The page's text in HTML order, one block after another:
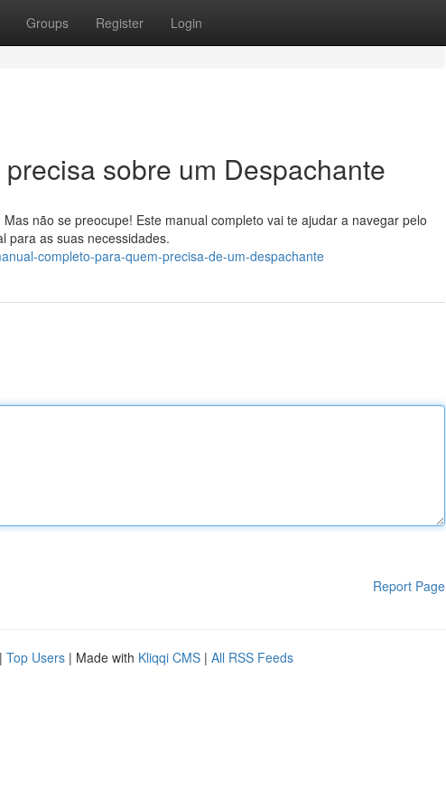
Groups Register Login
sobre um Despachante
não se preocupe! Este manual completo vai te ajudar a navegar pelo
para as suas necessidades.
completo-para-quem-precisa-de-um-despachante
Report Page
| Top Users | Made with Kliqqi CMS | All RSS Feeds